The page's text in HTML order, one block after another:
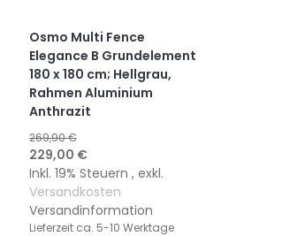
Osmo Multi Fence
Elegance B Grundelement
180 x 180 cm; Hellgrau,
Rahmen Aluminium
Anthrazit
269,90 €
Sonderangebot
229,00 €
Inkl. 19% Steuern , exkl.
Versandkosten
Versandinformation
Lieferzeit ca. 5-10 Werktage